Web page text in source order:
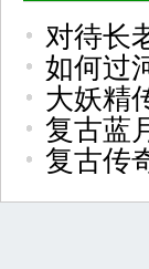
对待长
如何过
大妖精
复古蓝
复古传